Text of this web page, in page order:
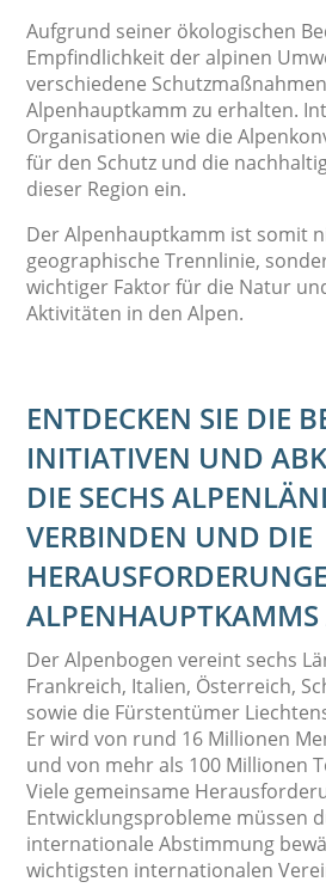
Aufgrund seiner ökologischen
Empfindlichkeit der alpinen
verschiedene
Alpenhauptkamm zu erhalten.
Organisationen wie die
für den Schutz und die
dieser Region ein.
Der Alpenhauptkamm ist somit
geographische Trennlinie,
wichtiger Faktor für die Natur
Aktivitäten in den Alpen.
ENTDECKEN SIE DIE
INITIATIVEN UND
DIE SECHS
VERBINDEN UND DIE
Der Alpenbogen vereint sechs
Frankreich, Italien, Österreich,
sowie die Fürstentümer
Er wird von rund 16 Millionen
und von mehr als 100 Millionen
Viele gemeinsame
Entwicklungsprobleme müssen
internationale Abstimmung
wichtigsten internationalen